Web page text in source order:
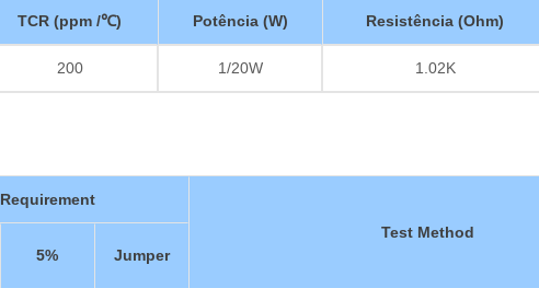
TCR (ppm /℃) Potência (W) Resistência (Ohm)
200 1/20W 1.02K
Requirement
Test Method
5% Jumper